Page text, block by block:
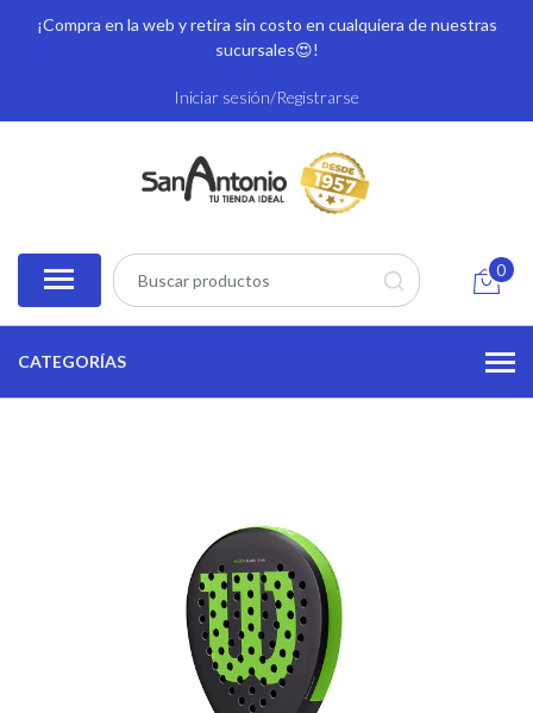
¡Compra en la web y retira sin costo en cualquiera de nuestras
sucursales😍!
Iniciar sesión/Registrarse
0
CATEGORÍAS